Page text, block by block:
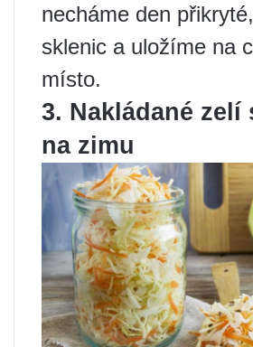
necháme den
sklenic a uložíme na
místo.
3. Nakládané zelí
na zimu